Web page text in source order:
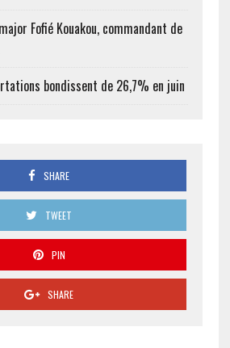
Fofié Kouakou, commandant de
bondissent de 26,7% en juin
SHARE
TWEET
PIN
SHARE